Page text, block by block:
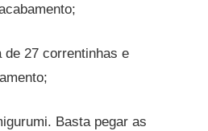
27 correntinhas e
Basta pegar as